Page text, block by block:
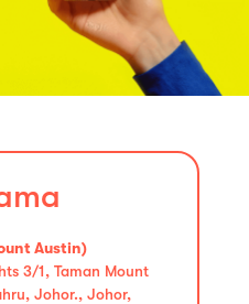
Austin)
3/1, Taman Mount
Johor., Johor,